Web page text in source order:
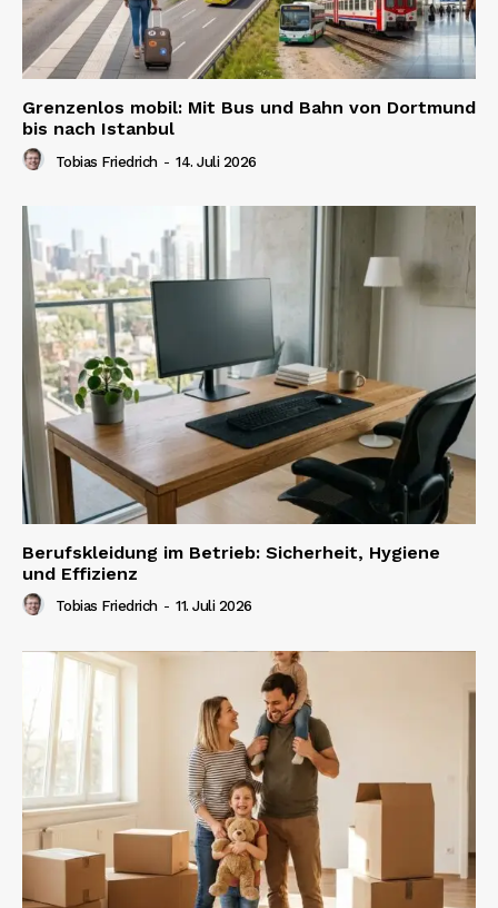
Grenzenlos mobil: Mit Bus und Bahn von Dortmund
bis nach Istanbul
Tobias Friedrich - 14. Juli 2026
Berufskleidung im Betrieb: Sicherheit, Hygiene
und Effizienz
Tobias Friedrich - 11. Juli 2026